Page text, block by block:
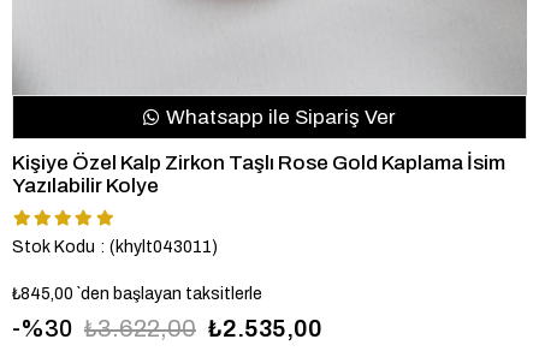
Whatsapp ile Sipariş Ver
Kişiye Özel Kalp Zirkon Taşlı Rose Gold Kaplama İsim
Yazılabilir Kolye
Stok Kodu (khylt043011)
₺845,00 `den başlayan taksitlerle
30 ₺3.622,00 ₺2.535,00